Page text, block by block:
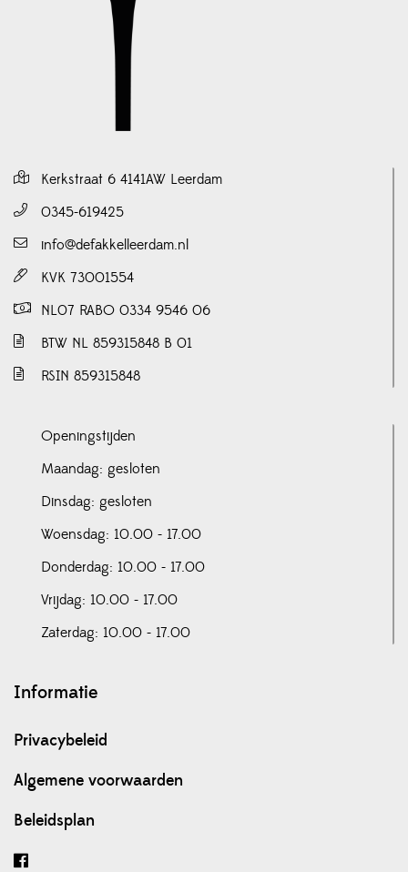
Kerkstraat 6 4141AW Leerdam
0345-619425
info@defakkelleerdam.nl
KVK 73001554
NL07 RABO 0334 9546 06
BTW NL 859315848 B 01
RSIN 859315848
Openingstijden
Maandag: gesloten
Dinsdag: gesloten
Woensdag: 10.00 - 17.00
Donderdag: 10.00 - 17.00
Vrijdag: 10.00 - 17.00
Zaterdag: 10.00 - 17.00
Informatie
Privacybeleid
Algemene voorwaarden
Beleidsplan